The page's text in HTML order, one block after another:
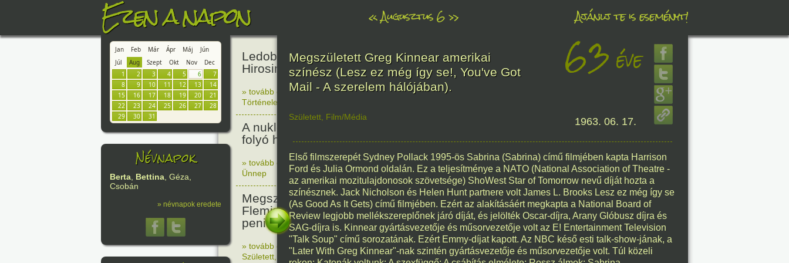
Ezen a napon «Augusztus 6» Ajánlj te is eseményt!
Jan Feb Már Ápr Máj
Jún
Júl
Aug Szept Okt Nov
Dec
1
2 3 4 5 6
7
8
9 10 11 12 13
14
15
16 17 18 19 20
21
22
23 24 25 26 27
28
29
30 31
Névnapok
Berta, Bettina, Géza,
Csobán
» névnapok eredete
Ledobták az első atombombát
Hirosimára.
81éve
» tovább olvasom| Nincs hozzászólás, szólj hozzá!
Történelem
A nukleáris fegyverek betiltásáért
folyó harc világnapja
48éve
» tovább olvasom |Nincs hozzászólás, szólj hozzá!
Ünnep
1978. 08. 06.
Megszületett Sir Alexander
Fleming, Nobel-díjas angol orvos, a
penicillin felfedezője.
145éve
» tovább olvasom
1 hozzászólás, szólj Te is hozzá!
Született
Alkotás 1881. 08. 06.
Megszületett Greg Kinnear amerikai
színész (Lesz ez még így se!, You've Got
Mail - A szerelem hálójában).
63 éve
Született Film/Média 1963. 06. 17.
Első filmszerepét Sydney Pollack 1995-ös Sabrina (Sabrina) című filmjében kapta Harrison
Ford és Julia Ormond oldalán. Ez a teljesítménye a NATO (National Association of Theatre -
az amerikai mozitulajdonosok szövetsége) ShoWest Star of Tomorrow nevű díját hozta a
színésznek. Jack Nicholson és Helen Hunt partnere volt James L. Brooks Lesz ez még így se
(As Good As It Gets) című filmjében. Ezért az alakításáért megkapta a National Board of
Review legjobb mellékszereplőnek járó díját, és jelölték Oscar-díjra, Arany Glóbusz díjra és
SAG-díjra is. Kinnear gyártásvezetője és műsorvezetője volt az E! Entertainment Television
"Talk Soup" című sorozatának. Ezért Emmy-díjat kapott. Az NBC késő esti talk-show-jának, a
"Later With Greg Kinnear"-nak szintén gyártásvezetője és műsorvezetője volt. Túl közeli